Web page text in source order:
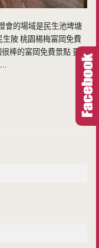
會的場域是民生池埤塘
陂 桃園楊梅富岡免費
棒的富岡免費景點 更